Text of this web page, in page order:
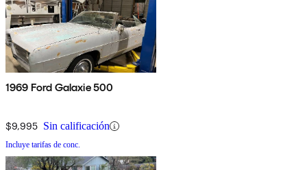
1969 Ford Galaxie 500
$9,995 Sin calificación
Incluye tarifas de conc.